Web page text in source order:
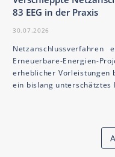
83 EEG in der Praxis
30.07.2026
Erneuerbare-Energien-
erheblicher Vorleistungen
ein bislang unterschätztes